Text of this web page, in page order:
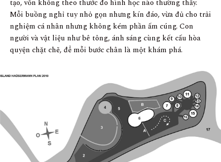
tạo, vốn không theo thước đo hình học nào thường thấy.
Mỗi buồng nghỉ tuy nhỏ gọn nhưng kín đáo, vừa đủ cho trải
nghiệm cá nhân nhưng không kém phần ấm cúng. Con
người và vật liệu như bê tông, ánh sáng cùng kết cấu hòa
quyện chặt chẽ, để mỗi bước chân là một khám phá.